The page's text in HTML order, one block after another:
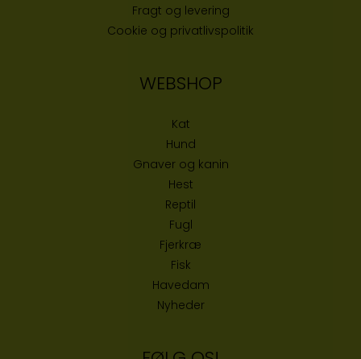
Fragt og levering
Cookie og privatlivspolitik
WEBSHOP
Kat
Hund
Gnaver og kanin
Hest
Reptil
Fugl
Fjerkræ
Fisk
Havedam
Nyheder